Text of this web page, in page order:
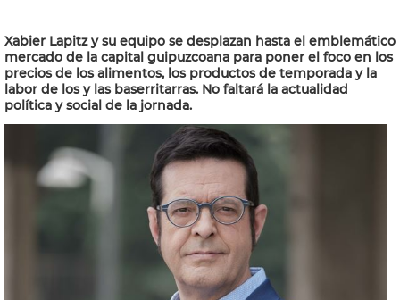
Xabier Lapitz y su equipo se desplazan hasta el emblemático
mercado de la capital guipuzcoana para poner el foco en los
precios de los alimentos, los productos de temporada y la
labor de los y las baserritarras. No faltará la actualidad
política y social de la jornada.